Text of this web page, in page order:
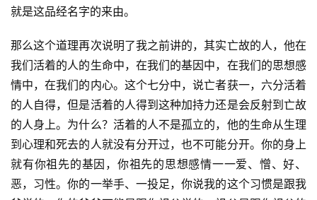
就是这品经名字的来由。
那么这个道理再次说明了我之前讲的，其实亡故的人，他在
我们活着的人的生命中，在我们的基因中，在我们的思想感
情中，在我们的内心。这个七分中，说亡者获一，六分活着
的人自得，但是活着的人得到这种加持力还是会反射到亡故
的人身上。为什么？活着的人不是孤立的，他的生命从生理
到心理和死去的人就没有分开过，也不可能分开。你的身上
就有你祖先的基因，你祖先的思想感情一一爱、憎、好、
恶，习性。你的一举手、一投足，你说我的这个习惯是跟我